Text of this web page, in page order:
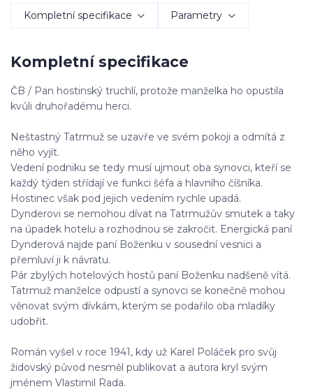
Kompletní specifikace Parametry
Kompletní specifikace
ČB / Pan hostinský truchlí, protože manželka ho opustila
kvůli druhořadému herci.
Neštastný Tatrmuž se uzavře ve svém pokoji a odmítá z
něho vyjít.
Vedení podniku se tedy musí ujmout oba synovci, kteří se
každý týden střídají ve funkci šéfa a hlavního číšníka.
Hostinec však pod jejich vedením rychle upadá.
Dynderovi se nemohou dívat na Tatrmužův smutek a taky
na úpadek hotelu a rozhodnou se zakročit. Energická paní
Dynderová najde paní Boženku v sousední vesnici a
přemluví ji k návratu.
Pár zbylých hotelových hostů paní Boženku nadšeně vítá.
Tatrmuž manželce odpustí a synovci se konečně mohou
věnovat svým dívkám, kterým se podařilo oba mladíky
udobřit.
Román vyšel v roce 1941, kdy už Karel Poláček pro svůj
židovský původ nesměl publikovat a autora kryl svým
jménem Vlastimil Rada.